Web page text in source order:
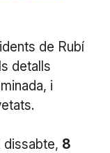
de Rubí
detalls
i
dissabte, 8